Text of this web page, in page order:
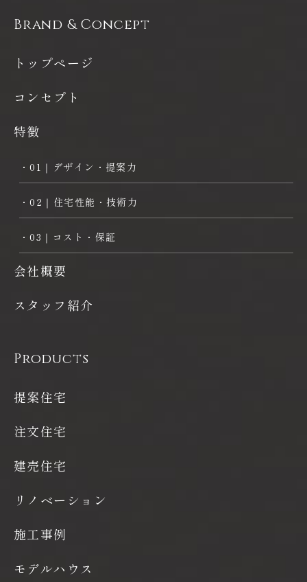
Brand & Concept
トップページ
コンセプト
特徴
・01｜デザイン・提案力
・02｜住宅性能・技術力
・03｜コスト・保証
会社概要
スタッフ紹介
Products
提案住宅
注文住宅
建売住宅
リノベーション
施工事例
モデルハウス